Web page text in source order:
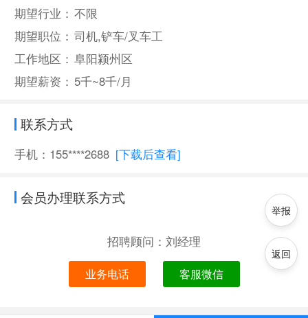
期望行业： 不限
期望职位： 司机,铲车/叉车工
工作地区： 阜阳颍州区
期望薪资： 5千~8千/月
联系方式
手机：155****2688 [下载后查看]
会员办理联系方式
招聘顾问：刘经理
业务电话 客服微信
举报
返回